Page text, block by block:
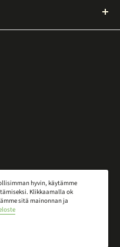
hyvin, käytämme
Klikkaamalla ok
sitä mainonnan ja